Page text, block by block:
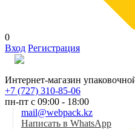
0
Вход Регистрация
Интернет-магазин
+7 (727) 310-85-06
пн-пт с 09:00 - 18:00
mail@webpack.kz
Написать в WhatsApp